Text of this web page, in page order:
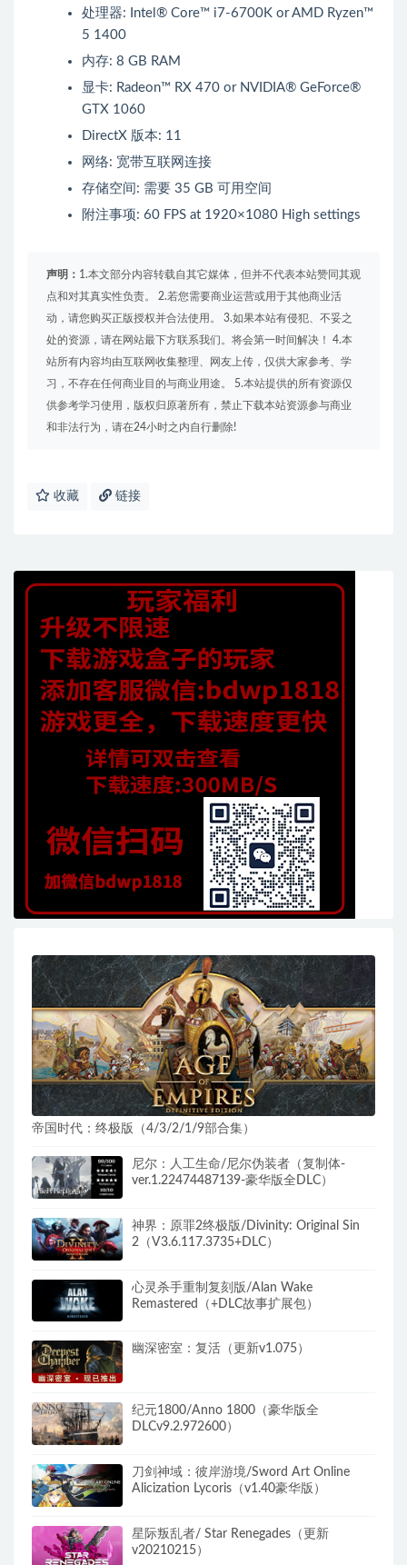
处理器: Intel® Core™ i7-6700K or AMD Ryzen™
5 1400
内存: 8 GB RAM
显卡: Radeon™ RX 470 or NVIDIA® GeForce®
GTX 1060
DirectX 版本: 11
网络: 宽带互联网连接
存储空间: 需要 35 GB 可用空间
附注事项: 60 FPS at 1920×1080 High settings
声明： 1.本文部分内容转载自其它媒体，但并不代表本站赞同其观
点和对其真实性负责。 2.若您需要商业运营或用于其他商业活
动，请您购买正版授权并合法使用。 3.如果本站有侵犯、不妥之
处的资源，请在网站最下方联系我们。将会第一时间解决！ 4.本
站所有内容均由互联网收集整理、网友上传，仅供大家参考、学
习，不存在任何商业目的与商业用途。 5.本站提供的所有资源仅
供参考学习使用，版权归原著所有，禁止下载本站资源参与商业
和非法行为，请在24小时之内自行删除!
收藏 链接
帝国时代：终极版（4/3/2/1/9部合集）
尼尔：人工生命/尼尔伪装者（复制体-
ver.1.22474487139-豪华版全DLC）
神界：原罪2终极版/Divinity: Original Sin
2（V3.6.117.3735+DLC）
心灵杀手重制复刻版/Alan Wake
Remastered（+DLC故事扩展包）
幽深密室：复活（更新v1.075）
纪元1800/Anno 1800（豪华版全
DLCv9.2.972600）
刀剑神域：彼岸游境/Sword Art Online
Alicization Lycoris（v1.40豪华版）
星际叛乱者/ Star Renegades（更新
v20210215）​